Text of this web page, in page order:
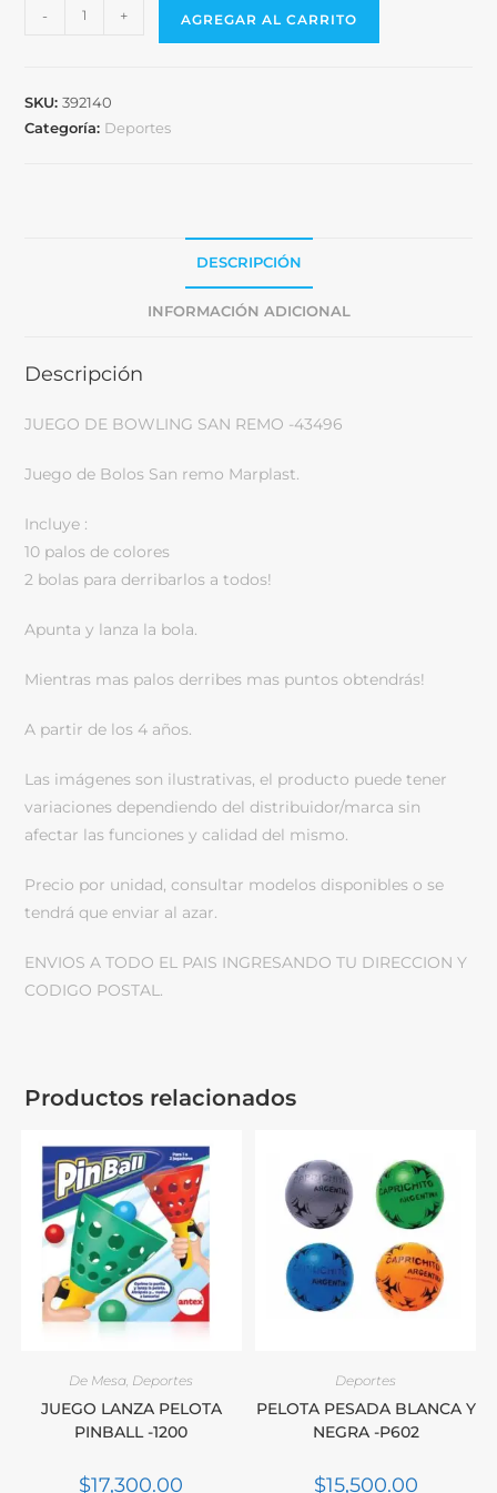
- + AGREGAR AL CARRITO
SKU:392140
Categoría: Deportes
DESCRIPCIÓN
INFORMACIÓN ADICIONAL
Descripción
JUEGO DE BOWLING SAN REMO -43496
Juego de Bolos San remo Marplast.
Incluye :
10 palos de colores
2 bolas para derribarlos a todos!
Apunta y lanza la bola.
Mientras mas palos derribes mas puntos obtendrás!
A partir de los 4 años.
Las imágenes son ilustrativas, el producto puede tener
variaciones dependiendo del distribuidor/marca sin
afectar las funciones y calidad del mismo.
Precio por unidad, consultar modelos disponibles o se
tendrá que enviar al azar.
ENVIOS A TODO EL PAIS INGRESANDO TU DIRECCION Y
CODIGO POSTAL.
Productos relacionados
De Mesa Deportes
JUEGO LANZA PELOTA
PINBALL -1200
$17,300.00
Deportes
PELOTA PESADA BLANCA Y
NEGRA -P602
$15,500.00